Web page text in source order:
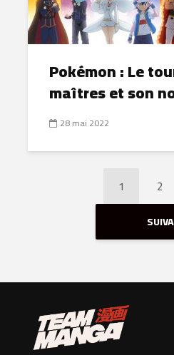
Pokémon : Le
maîtres et son
28 mai 2022
1 2